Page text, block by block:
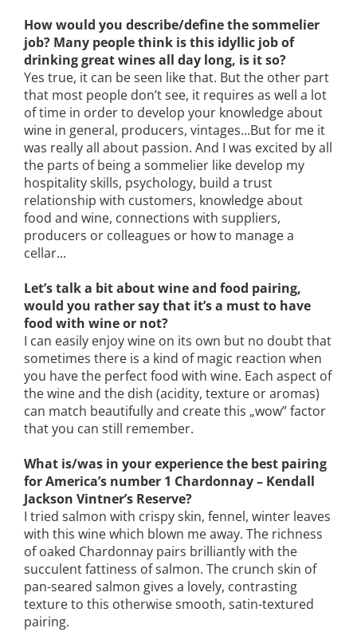
How would you describe/define the sommelier
job? Many people think is this idyllic job of
drinking great wines all day long, is it so?
Yes true, it can be seen like that. But the other part
that most people don’t see, it requires as well a lot
of time in order to develop your knowledge about
wine in general, producers, vintages...But for me it
was really all about passion. And I was excited by all
the parts of being a sommelier like develop my
hospitality skills, psychology, build a trust
relationship with customers, knowledge about
food and wine, connections with suppliers,
producers or colleagues or how to manage a
cellar...
Let’s talk a bit about wine and food pairing,
would you rather say that it’s a must to have
food with wine or not?
I can easily enjoy wine on its own but no doubt that
sometimes there is a kind of magic reaction when
you have the perfect food with wine. Each aspect of
the wine and the dish (acidity, texture or aromas)
can match beautifully and create this „wow” factor
that you can still remember.
What is/was in your experience the best pairing
for America’s number 1 Chardonnay – Kendall
Jackson Vintner’s Reserve?
I tried salmon with crispy skin, fennel, winter leaves
with this wine which blown me away. The richness
of oaked Chardonnay pairs brilliantly with the
succulent fattiness of salmon. The crunch skin of
pan-seared salmon gives a lovely, contrasting
texture to this otherwise smooth, satin-textured
pairing.